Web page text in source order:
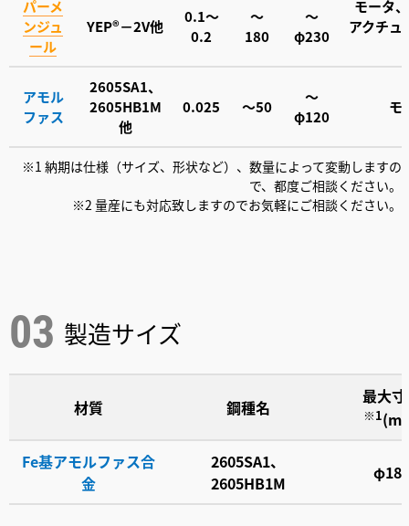
パーメ
ンジュ
ール
YEP®－2V他
0.1～
0.2
～
180
～
φ230
モータ
アクチュ
アモル
ファス
2605SA1、
2605HB1M
他
0.025 ～50
～
φ120
モ
※1 納期は仕様（サイズ、形状など）、数量によって変動しますの
で、都度ご相談ください。
※2 量産にも対応致しますのでお気軽にご相談ください。
製造サイズ
材質 鋼種名
最大
※1
Fe基アモルファス合
金
2605SA1、
2605HB1M
φ180